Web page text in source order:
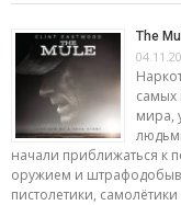
The
самых
мира,
начали приближаться к
оружием и
пистолетики,